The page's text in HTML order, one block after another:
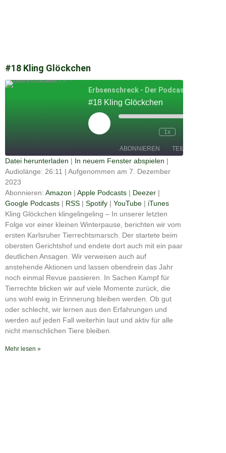
#18 Kling Glöckchen
Erbsenschreck - Der Podcast
#18 Kling Glöckchen
Play
Episode
1x
ABONNIEREN
TEILEN
Amazon
Apple
Google
Podcasts
RSS Spotify
iTunes
RSS FEED
TEILEN
LINK
EMBED
Datei herunterladen | In neuem Fenster abspielen |
Audiolänge: 26:11 | Aufgenommen am 7. Dezember
2023
Abonnieren: Amazon | Apple Podcasts | Deezer |
Google Podcasts | RSS | Spotify | YouTube | iTunes
Kling Glöckchen klingelingeling – In unserer letzten
Folge vor einer kleinen Winterpause, berichten wir vom
ersten Karlsruher Tierrechtsmarsch. Der startete beim
obersten Gerichtshof und endete dort auch mit ein paar
deutlichen Ansagen. Wir verweisen auch auf
anstehende Aktionen und lassen obendrein das Jahr
noch einmal Revue passieren. In Sachen Kampf für
Tierrechte blicken wir auf viele Momente zurück, die
uns wohl ewig in Erinnerung bleiben werden. Ob gut
oder schlecht, wir lernen aus den Erfahrungen und
werden auf jeden Fall weiterhin laut und aktiv für alle
nicht menschlichen Tiere bleiben.
Mehr lesen »